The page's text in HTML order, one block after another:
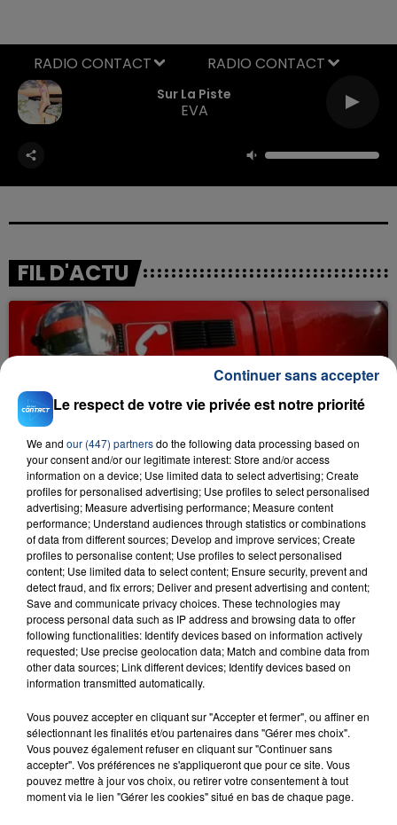
Sur La Piste
EVA
RADIO CONTACT
FIL D'ACTU
23 juillet 2026
INCENDIE MORTEL À LENS : UNE FEMME ET
SON BÉBÉ ENTRE LA VIE ET LA...
Un homme s'est immolé par le feu après avoir
aspergé sa compagne et leur bébé de trois mois
d'un liquide inflammable.
20 juillet 2026
UNE ADOLESCENTE DEVANT SE FAIRE
La famille a porté plainte contre la clinique qui a
reconnu sa responsabilité et présenté ses
excuses.
TITRES DIFFUSÉS
Le respect de votre vie privée est notre priorité
We and our (447) partnersdo the following data processing based on
your consent and/or our legitimate interest: Store and/or access
information on a device; Use limited data to select advertising; Create
profiles for personalised advertising; Use profiles to select personalised
advertising; Measure advertising performance; Measure content
performance; Understand audiences through statistics or combinations
of data from different sources; Develop and improve services; Create
profiles to personalise content; Use profiles to select personalised
content; Use limited data to select content; Ensure security, prevent and
detect fraud, and fix errors; Deliver and present advertising and content;
Save and communicate privacy choices. These technologies may
process personal data such as IP address and browsing data to offer
following functionalities: Identify devices based on information actively
requested; Use precise geolocation data; Match and combine data from
other data sources; Link different devices; Identify devices based on
information transmitted automatically.
Vous pouvez accepter en cliquant sur "Accepter et fermer", ou affiner en
sélectionnant les finalités et/ou partenaires dans "Gérer mes choix".
Vous pouvez également refuser en cliquant sur "Continuer sans
accepter". Vos préférences ne s'appliqueront que pour ce site. Vous
pouvez mettre à jour vos choix, ou retirer votre consentement à tout
moment via le lien "Gérer les cookies" situé en bas de chaque page.
Continuer sans accepter